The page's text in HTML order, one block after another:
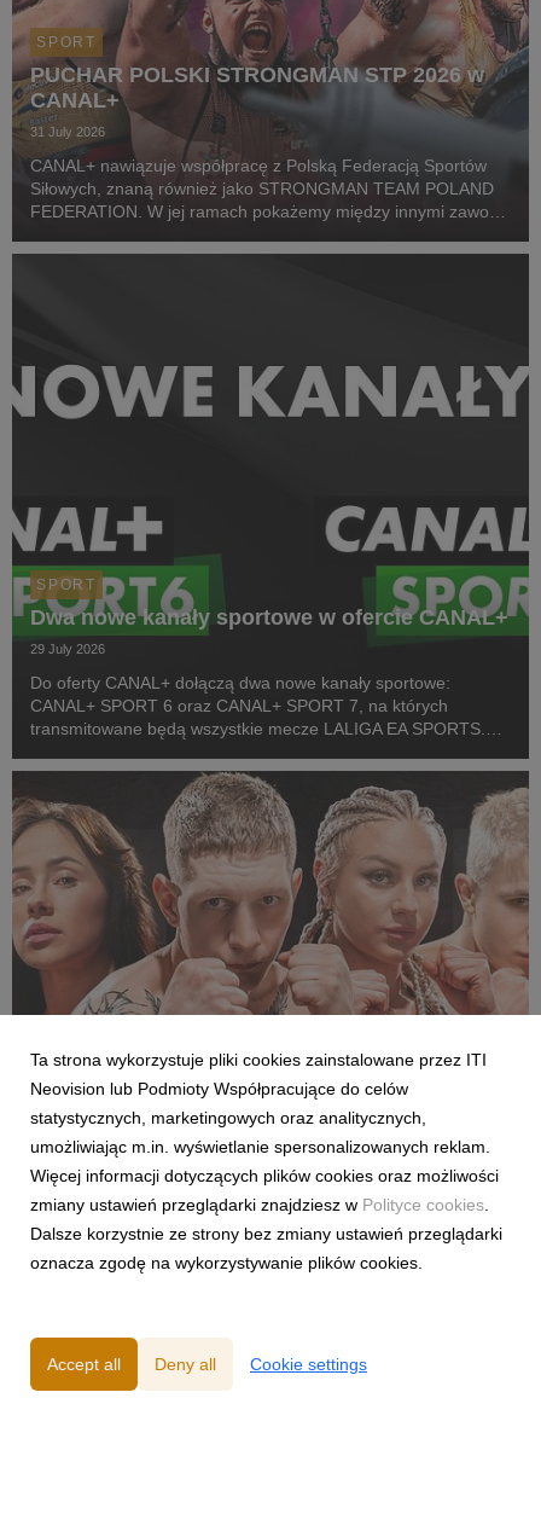
SPORT
PUCHAR POLSKI STRONGMAN STP 2026 w
CANAL+
31 July 2026
CANAL+ nawiązuje współpracę z Polską Federacją Sportów
Siłowych, znaną również jako STRONGMAN TEAM POLAND
FEDERATION. W jej ramach pokażemy między innymi zawody
Pierwszym wydarzeniem prezentowanym w CANAL+ SPORT 5
SPORT
Dwa nowe kanały sportowe w ofercie CANAL+
29 July 2026
Do oferty CANAL+ dołączą dwa nowe kanały sportowe:
CANAL+ SPORT 6 oraz CANAL+ SPORT 7, na których
transmitowane będą wszystkie mecze LALIGA EA SPORTS.
pierwszej kolejki sezonu 2026/27 ligi hiszpańskiej, po formaln...
Pełne walki półfinałowe „Projekt Fighter” już
w serwisie streamingowym CANAL+
W serwisie streamingowym CANAL+ opublikowano dodatkowy,
na oczekiwania fanów MMA, CANAL+ udostępnił pełny
przebieg obu walk półfinałowych. Pojedynki Karoliny
Ta strona wykorzystuje pliki cookies zainstalowane przez ITI
Neovision lub Podmioty Współpracujące do celów
statystycznych, marketingowych oraz analitycznych,
umożliwiając m.in. wyświetlanie spersonalizowanych reklam.
Więcej informacji dotyczących plików cookies oraz możliwości
zmiany ustawień przeglądarki znajdziesz w Polityce cookies
Dalsze korzystnie ze strony bez zmiany ustawień przeglądarki
oznacza zgodę na wykorzystywanie plików cookies.
Accept all Deny all Cookie settings